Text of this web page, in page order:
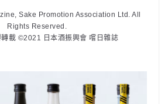
Sake Promotion Association Ltd. All
Rights Reserved.
載 ©2021 日本酒振興會 嚐日雜誌